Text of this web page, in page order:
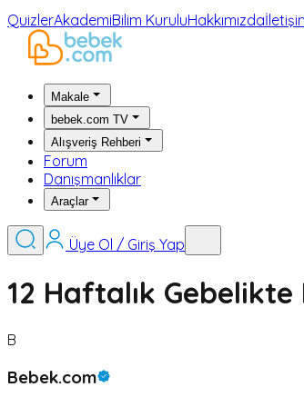
QuizlerAkademiBilim KuruluHakkımızda
Makale
bebek.com TV
Alışveriş Rehberi
Forum
Danışmanlıklar
Araçlar
Üye Ol / Giriş Yap
12 Haftalık
B
Bebek.com